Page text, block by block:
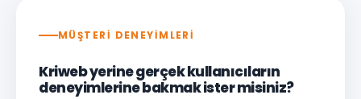
MÜŞTERİ DENEYİMLERİ
Kriweb yerine gerçek kullanıcıların
deneyimlerine bakmak ister misiniz?